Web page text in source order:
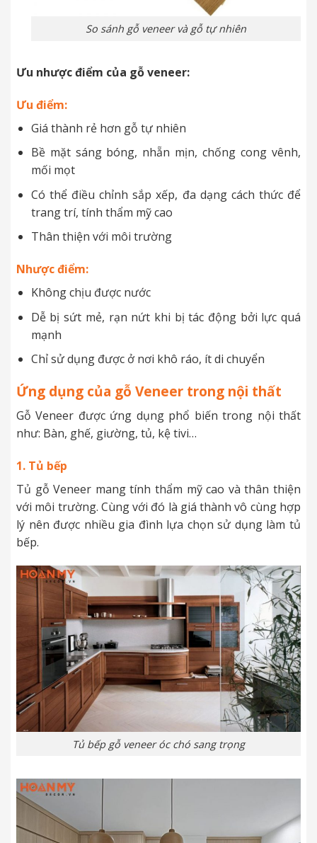
So sánh gỗ veneer và gỗ tự nhiên
Ưu nhược điểm của gỗ veneer:
Ưu điểm:
Giá thành rẻ hơn gỗ tự nhiên
Bề mặt sáng bóng, nhẵn mịn, chống cong vênh,
mối mọt
Có thể điều chỉnh sắp xếp, đa dạng cách thức để
trang trí, tính thẩm mỹ cao
Thân thiện với môi trường
Nhược điểm:
Không chịu được nước
Dễ bị sứt mẻ, rạn nứt khi bị tác động bởi lực quá
mạnh
Chỉ sử dụng được ở nơi khô ráo, ít di chuyển
Ứng dụng của gỗ Veneer trong nội thất
Gỗ Veneer được ứng dụng phổ biến trong nội thất
như: Bàn, ghế, giường, tủ, kệ tivi…
1. Tủ bếp
Tủ gỗ Veneer mang tính thẩm mỹ cao và thân thiện
với môi trường. Cùng với đó là giá thành vô cùng hợp
lý nên được nhiều gia đình lựa chọn sử dụng làm tủ
bếp.
Tủ bếp gỗ veneer óc chó sang trọng